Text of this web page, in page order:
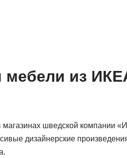
мебели из
шведской компании
дизайнерские